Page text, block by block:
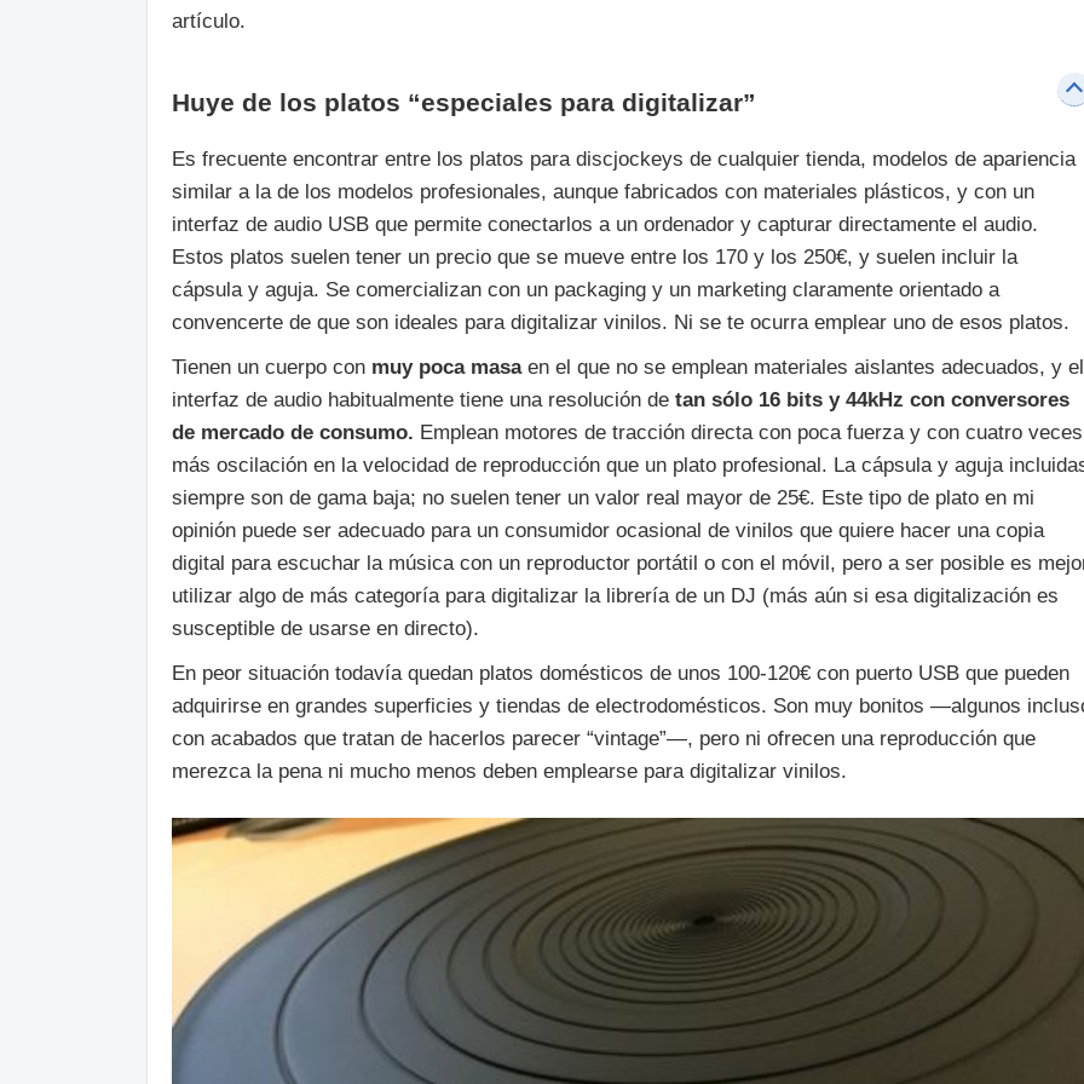
artículo.
Huye de los platos “especiales para digitalizar”
Es frecuente encontrar entre los platos para discjockeys de cualquier tienda, modelos de apariencia
similar a la de los modelos profesionales, aunque fabricados con materiales plásticos, y con un
interfaz de audio USB que permite conectarlos a un ordenador y capturar directamente el audio.
Estos platos suelen tener un precio que se mueve entre los 170 y los 250€, y suelen incluir la
cápsula y aguja. Se comercializan con un packaging y un marketing claramente orientado a
convencerte de que son ideales para digitalizar vinilos. Ni se te ocurra emplear uno de esos platos.
Tienen un cuerpo con muy poca masaen el que no se emplean materiales aislantes adecuados, y el
interfaz de audio habitualmente tiene una resolución de tan sólo 16 bits y 44kHz con conversores
de mercado de consumo. Emplean motores de tracción directa con poca fuerza y con cuatro veces
más oscilación en la velocidad de reproducción que un plato profesional. La cápsula y aguja
siempre son de gama baja; no suelen tener un valor real mayor de 25€. Este tipo de plato en mi
opinión puede ser adecuado para un consumidor ocasional de vinilos que quiere hacer una copia
digital para escuchar la música con un reproductor portátil o con el móvil, pero a ser posible es
utilizar algo de más categoría para digitalizar la librería de un DJ (más aún si esa digitalización es
susceptible de usarse en directo).
En peor situación todavía quedan platos domésticos de unos 100-120€ con puerto USB que pueden
adquirirse en grandes superficies y tiendas de electrodomésticos. Son muy bonitos —algunos
con acabados que tratan de hacerlos parecer “vintage”—, pero ni ofrecen una reproducción que
merezca la pena ni mucho menos deben emplearse para digitalizar vinilos.